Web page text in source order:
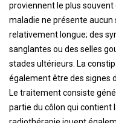
proviennent le plus souvent
maladie ne présente
relativement longue; des
sanglantes ou des selles
stades ultérieurs. La
également être des signes
Le traitement consiste
partie du côlon qui contient